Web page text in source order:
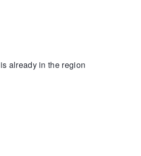
already in the region